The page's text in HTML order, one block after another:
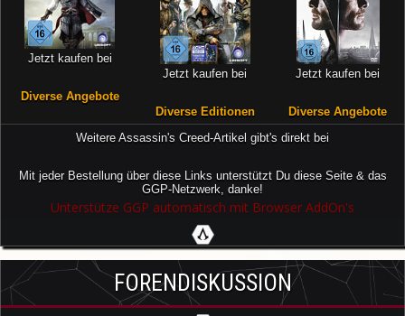
Jetzt kaufen bei
Diverse Angebote
Jetzt kaufen bei
Diverse Editionen
Jetzt kaufen bei
Diverse Angebote
Weitere Assassin's Creed-Artikel gibt's direkt bei
Mit jeder Bestellung über diese Links unterstützt Du diese Seite & das
GGP-Netzwerk, danke!
Unterstütze GGP automatisch mit Browser AddOn's
FORENDISKUSSION